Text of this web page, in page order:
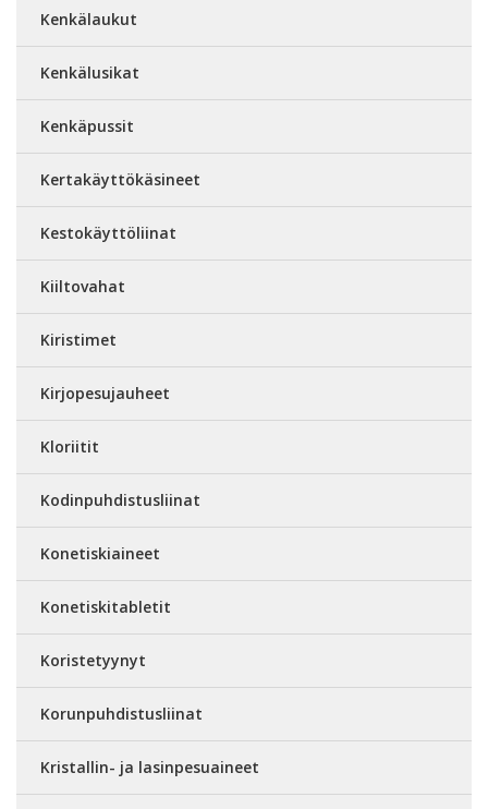
Kenkälaukut
Kenkälusikat
Kenkäpussit
Kertakäyttökäsineet
Kestokäyttöliinat
Kiiltovahat
Kiristimet
Kirjopesujauheet
Kloriitit
Kodinpuhdistusliinat
Konetiskiaineet
Konetiskitabletit
Koristetyynyt
Korunpuhdistusliinat
Kristallin- ja lasinpesuaineet